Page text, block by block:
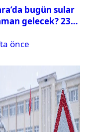
bugün sular
gelecek? 23
sorgulama
önce